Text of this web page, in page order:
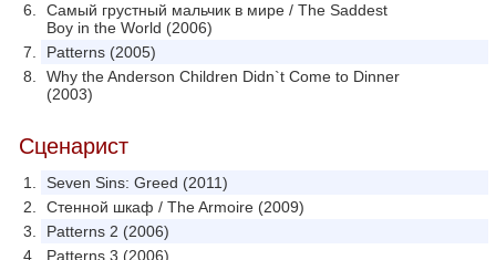
Самый грустный мальчик в мире / The Saddest
Boy in the World (2006)
Patterns (2005)
Why the Anderson Children Didn`t Come to Dinner
(2003)
Сценарист
Seven Sins: Greed (2011)
Стенной шкаф / The Armoire (2009)
Patterns 2 (2006)
Patterns 3 (2006)